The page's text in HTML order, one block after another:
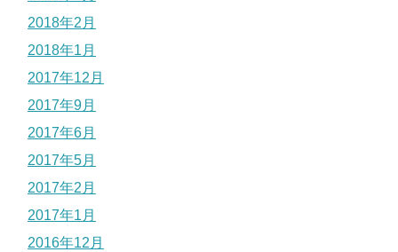
2018年2月
2018年1月
2017年12月
2017年9月
2017年6月
2017年5月
2017年2月
2017年1月
2016年12月